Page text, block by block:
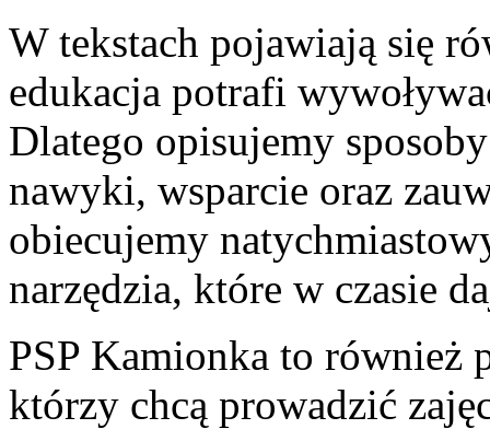
W tekstach pojawiają się
edukacja potrafi
Dlatego opisujemy
nawyki, wsparcie oraz
obiecujemy
narzędzia, które w czasie
PSP Kamionka to również
którzy chcą prowadzić